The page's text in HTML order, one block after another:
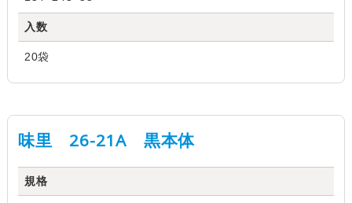
入数
20袋
味里 26-21A 黒本体
規格